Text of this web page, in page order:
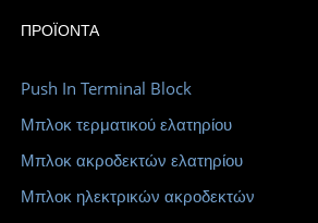
ΠΡΟΪΌΝΤΑ
Push In Terminal Block
Μπλοκ τερματικού ελατηρίου
Μπλοκ ακροδεκτών ελατηρίου
Μπλοκ ηλεκτρικών ακροδεκτών